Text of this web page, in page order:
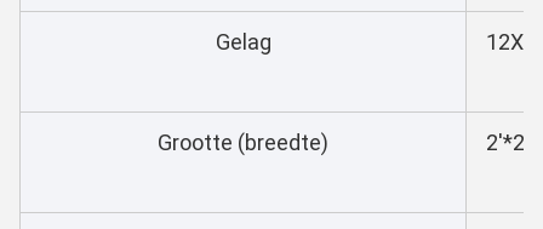
Gelag
Grootte (breedte)